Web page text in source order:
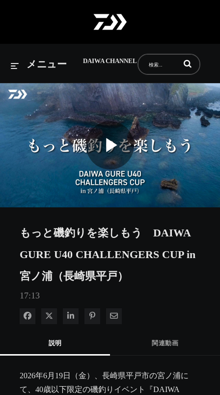
DAIWA CHANNEL
メニュー 動画の検索語句
Play
もっと磯釣りを楽しもう DAIWA
GURE U40 CHALLENGERS CUP in
宮ノ浦（長崎県平戸）
17:13
Facebook で共有
Xで共有する
LinkedIn で共有
Pinterest に投稿
電子メールで共有
説明 関連動画
2026年6月19日（金）、長崎県平戸市の宮ノ浦に
て、40歳以下限定の磯釣りイベント『DAIWA